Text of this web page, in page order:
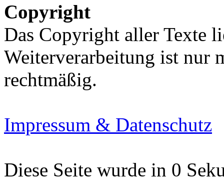
Copyright
Das Copyright aller Texte
Weiterverarbeitung ist nur
rechtmäßig.
Impressum & Datenschutz
Diese Seite wurde in 0